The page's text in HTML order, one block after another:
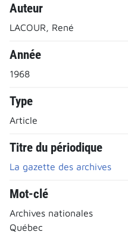
Auteur
LACOUR, René
Année
1968
Type
Article
Titre du périodique
La gazette des archives
Mot-clé
Archives nationales
Québec